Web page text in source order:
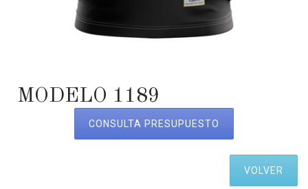
MODELO 1189
CONSULTA PRESUPUESTO
VOLVER